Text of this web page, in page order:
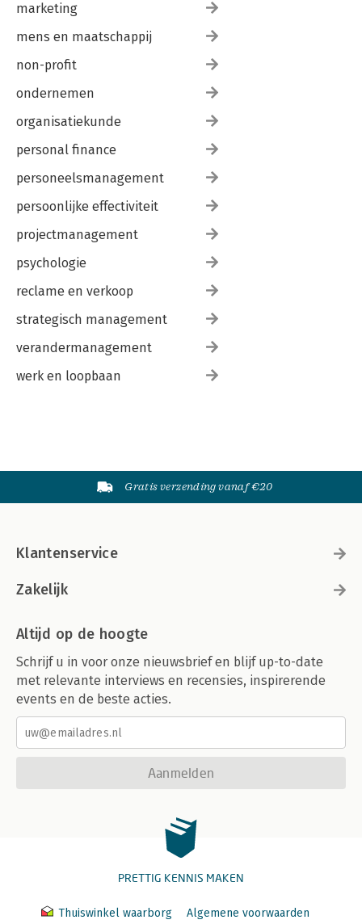
marketing
mens en maatschappij
non-profit
ondernemen
organisatiekunde
personal finance
personeelsmanagement
persoonlijke effectiviteit
projectmanagement
psychologie
reclame en verkoop
strategisch management
verandermanagement
werk en loopbaan
Gratis verzending vanaf €20
Klantenservice
Zakelijk
Altijd op de hoogte
Schrijf u in voor onze nieuwsbrief en blijf up-to-date
met relevante interviews en recensies, inspirerende
events en de beste acties.
Aanmelden
PRETTIG KENNIS MAKEN
Thuiswinkel waarborg Algemene voorwaarden